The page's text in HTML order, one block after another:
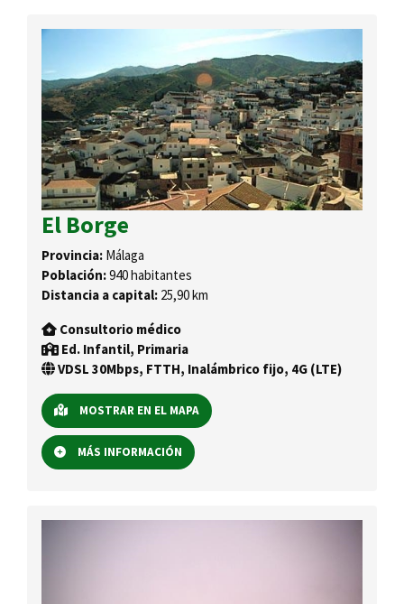
El Borge
Provincia: Málaga
Población:940 habitantes
Distancia a capital: 25,90 km
Consultorio médico
Ed. Infantil, Primaria
VDSL 30Mbps, FTTH, Inalámbrico fijo, 4G (LTE)
MOSTRAR EN EL MAPA
MÁS INFORMACIÓN